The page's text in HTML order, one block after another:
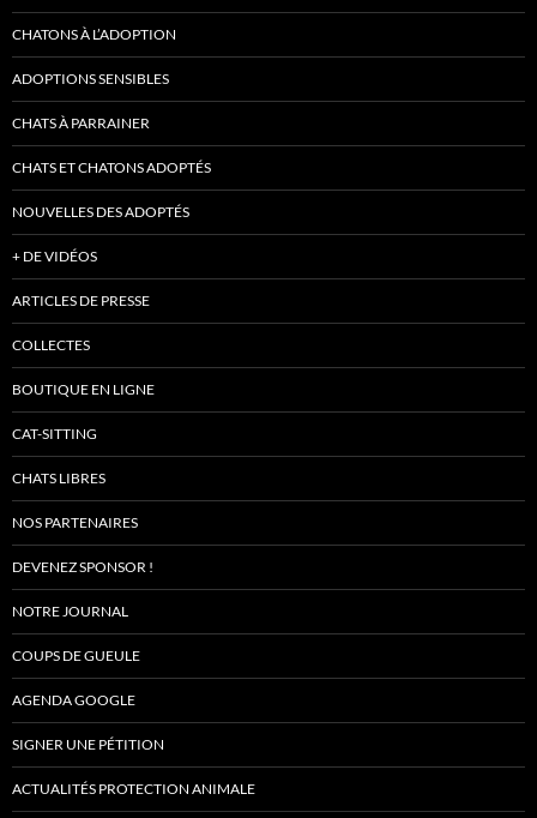
CHATONS À L’ADOPTION
ADOPTIONS SENSIBLES
CHATS À PARRAINER
CHATS ET CHATONS ADOPTÉS
NOUVELLES DES ADOPTÉS
+ DE VIDÉOS
ARTICLES DE PRESSE
COLLECTES
BOUTIQUE EN LIGNE
CAT-SITTING
CHATS LIBRES
NOS PARTENAIRES
DEVENEZ SPONSOR !
NOTRE JOURNAL
COUPS DE GUEULE
AGENDA GOOGLE
SIGNER UNE PÉTITION
ACTUALITÉS PROTECTION ANIMALE